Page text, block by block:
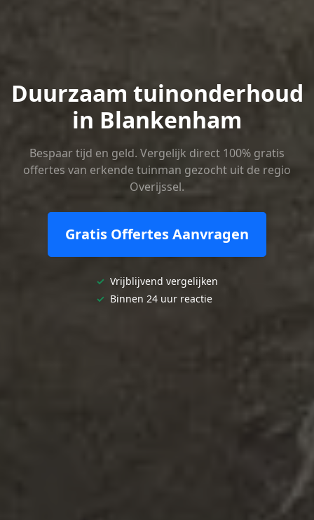
Duurzaam tuinonderhoud
in Blankenham
Bespaar tijd en geld. Vergelijk direct 100% gratis
offertes van erkende tuinman gezocht uit de regio
Overijssel.
Gratis Offertes Aanvragen
✓ Vrijblijvend vergelijken
✓ Binnen 24 uur reactie